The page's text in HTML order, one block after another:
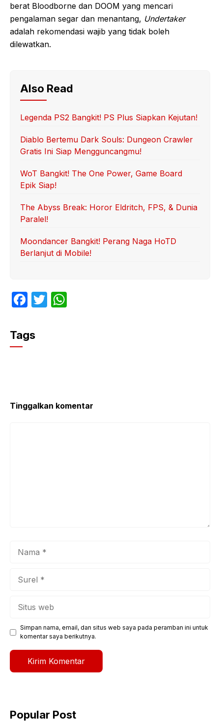
berat Bloodborne dan DOOM yang mencari
pengalaman segar dan menantang, Undertaker
adalah rekomendasi wajib yang tidak boleh
dilewatkan.
Also Read
Legenda PS2 Bangkit! PS Plus Siapkan Kejutan!
Diablo Bertemu Dark Souls: Dungeon Crawler
Gratis Ini Siap Mengguncangmu!
WoT Bangkit! The One Power, Game Board
Epik Siap!
The Abyss Break: Horor Eldritch, FPS, & Dunia
Paralel!
Moondancer Bangkit! Perang Naga HoTD
Berlanjut di Mobile!
F
c
e
k
T
Tags
Tinggalkan komentar
Simpan nama, email, dan situs web saya pada peramban ini untuk
komentar saya berikutnya.
Popular Post